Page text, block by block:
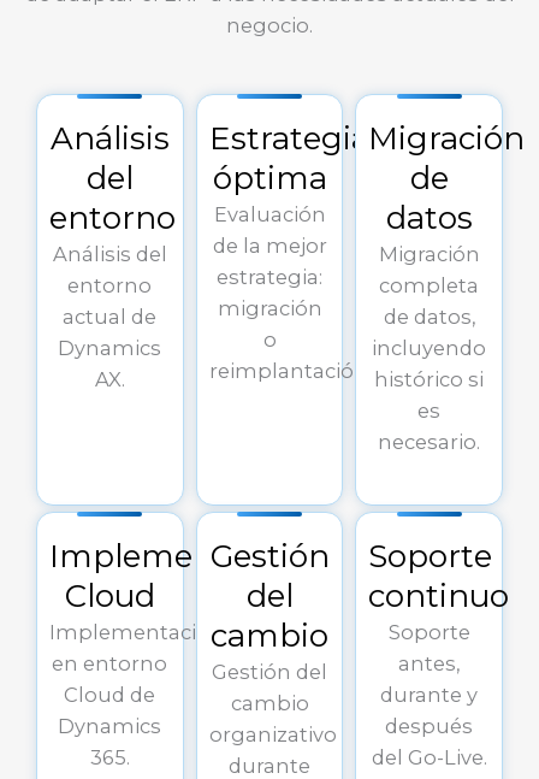
negocio.
Análisis
del
entorno
Análisis del
entorno
actual de
Dynamics
AX.
Estrategia
óptima
Evaluación
de la mejor
estrategia:
migración
o
reimplantación.
Migración
de
datos
Migración
completa
de datos,
incluyendo
histórico si
es
necesario.
Implementación
Cloud
Implementación
en entorno
Cloud de
Dynamics
365.
Gestión
del
cambio
Gestión del
cambio
organizativo
durante
Soporte
continuo
Soporte
antes,
durante y
después
del Go-Live.